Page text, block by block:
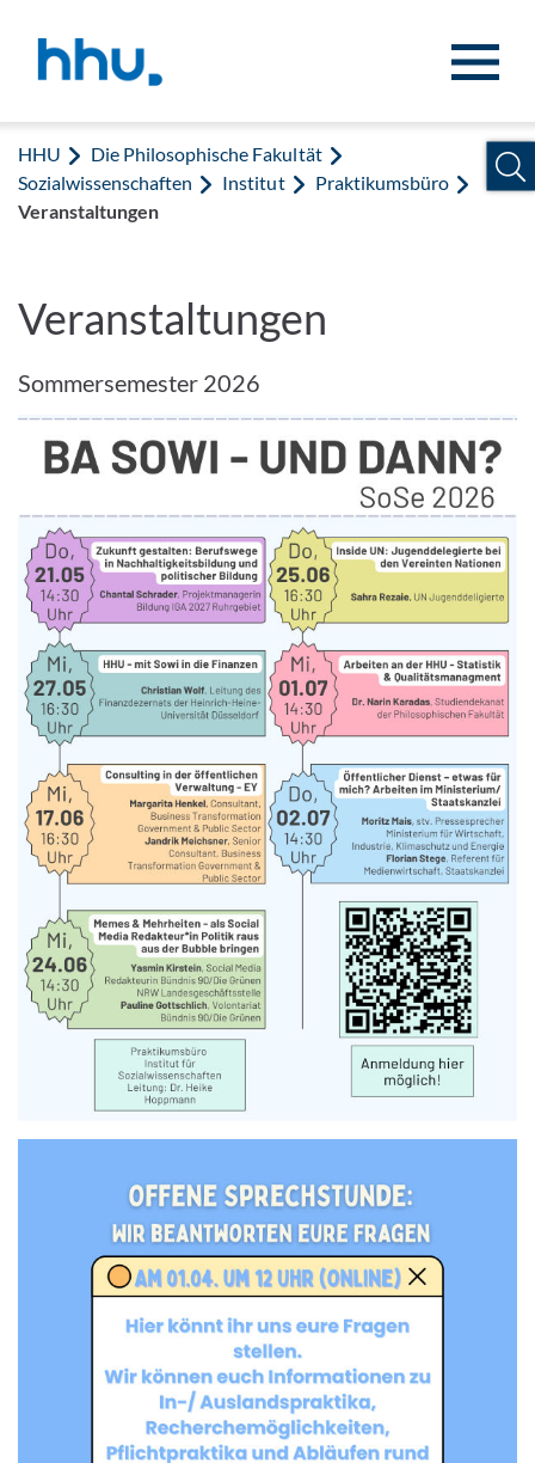
HHU
Die Philosophische Fakultät
Sozialwissenschaften
Institut
Praktikumsbüro
Veranstaltungen
Veranstaltungen
Sommersemester 2026